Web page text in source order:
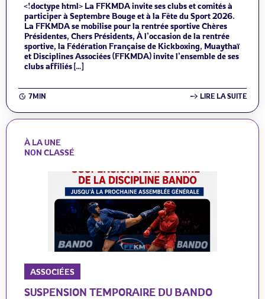
<!doctype html> La FFKMDA invite ses clubs et comités à
participer à Septembre Bouge et à la Fête du Sport 2026.
La FFKMDA se mobilise pour la rentrée sportive Chères
Présidentes, Chers Présidents, À l’occasion de la rentrée
sportive, la Fédération Française de Kickboxing, Muaythaï
et Disciplines Associées (FFKMDA) invite l’ensemble de ses
clubs affiliés […]
7MIN LIRE LA SUITE
À LA UNE
NON CLASSÉ
ASSOCIÉES
SUSPENSION TEMPORAIRE DU BANDO